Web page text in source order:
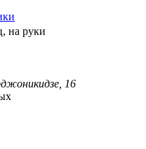
на руки
16